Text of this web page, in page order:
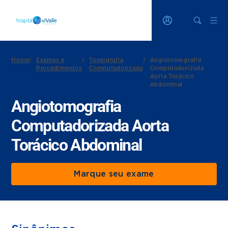
Home/
Exames e
Procedimentos
/
Tomografia
Computadorizada
/
Angiotomografia
Computadorizada
Aorta Torácico
Abdominal
Angiotomografia
Computadorizada Aorta
Torácico Abdominal
Marque seu exame